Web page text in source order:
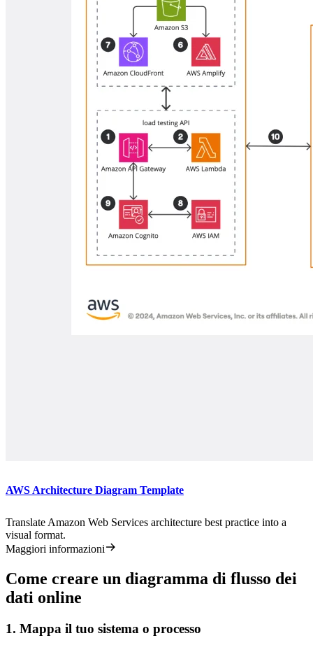
AWS Architecture Diagram Template
Translate Amazon Web Services architecture best practice into a
visual format.
Maggiori informazioni
Come creare un diagramma di flusso dei
dati online
1. Mappa il tuo sistema o processo